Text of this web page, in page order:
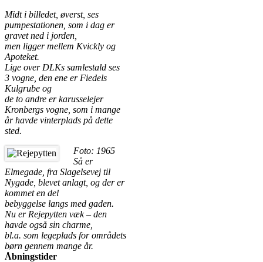
Midt i billedet, øverst, ses
pumpestationen, som i dag er
gravet ned i jorden,
men ligger mellem Kvickly og
Apoteket.
Lige over DLKs samlestald ses
3 vogne, den ene er Fiedels
Kulgrube og
de to andre er karusselejer
Kronbergs vogne, som i mange
år havde vinterplads på dette
sted.
Foto: 1965
Så er
Elmegade, fra Slagelsevej til
Nygade, blevet anlagt, og der er
kommet en del
bebyggelse langs med gaden.
Nu er Rejepytten væk – den
havde også sin charme,
bl.a. som legeplads for områdets
børn gennem mange år.
Åbningstider